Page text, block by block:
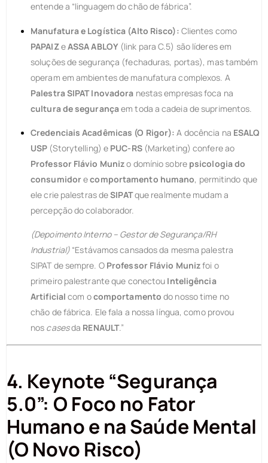
entende a “linguagem do chão de fábrica”.
Manufatura e Logística (Alto Risco): Clientes como
PAPAIZeASSA ABLOY(link para C.5) são líderes em
soluções de segurança (fechaduras, portas), mas também
operam em ambientes de manufatura complexos. A
Palestra SIPAT Inovadora nestas empresas foca na
cultura de segurançaem toda a cadeia de suprimentos.
Credenciais Acadêmicas (O Rigor): A docência na ESALQ
USP (Storytelling) e PUC-RS(Marketing) confere ao
Professor Flávio Munizo domínio sobre psicologia do
consumidorecomportamento humano, permitindo que
ele crie palestras deSIPATque realmente mudam a
percepção do colaborador.
(Depoimento Interno – Gestor de Segurança/RH
Industrial) “Estávamos cansados da mesma palestra
SIPAT de sempre. O Professor Flávio Munizfoi o
primeiro palestrante que conectou Inteligência
Artificial com ocomportamento do nosso time no
chão de fábrica. Ele fala a nossa língua, como provou
nos casesda RENAULT.”
4. Keynote “Segurança
5.0”: O Foco no Fator
Humano e na Saúde Mental
(O Novo Risco)